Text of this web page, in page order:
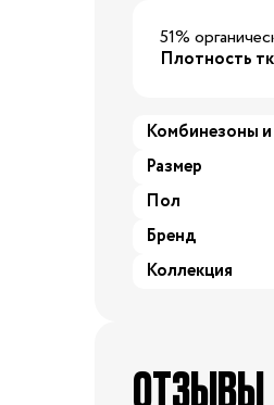
Для
мам
51%
Плотность
Комбинезоны
Размер
Пол
Бренд
Коллекция
ОТЗЫВЫ